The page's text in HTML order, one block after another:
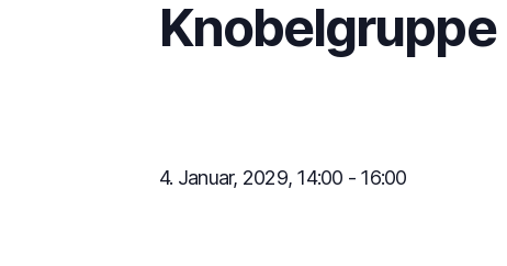
Knobelgruppe
4. Januar, 2029, 14:00 - 16:00